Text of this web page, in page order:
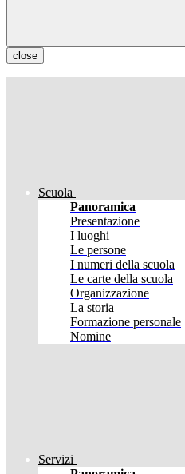
close
Scuola
Panoramica
Presentazione
I luoghi
Le persone
I numeri della scuola
Le carte della scuola
Organizzazione
La storia
Formazione personale
Nomine
Servizi